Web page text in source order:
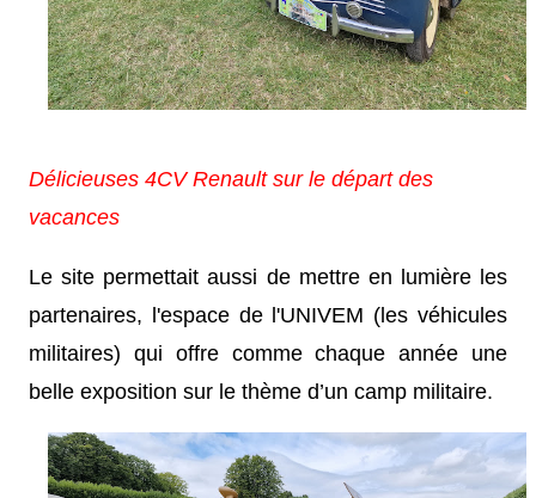
Délicieuses 4CV Renault sur le départ des
vacances
Le site permettait aussi de mettre en lumière les
partenaires, l'espace de l'UNIVEM (les véhicules
militaires) qui offre comme chaque année une
belle exposition sur le thème d’un camp militaire.